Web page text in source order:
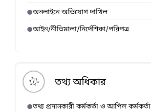
অনলাইনে অভিযোগ দাখিল
আইন/নীতিমালা/নির্দেশিকা/পরিপত্র
তথ্য অধিকার
তথ্য প্রদানকারী কর্মকর্তা ও আপিল কর্মকর্তা